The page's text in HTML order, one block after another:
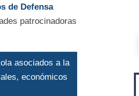
de Defensa
patrocinadoras
asociados a la
económicos